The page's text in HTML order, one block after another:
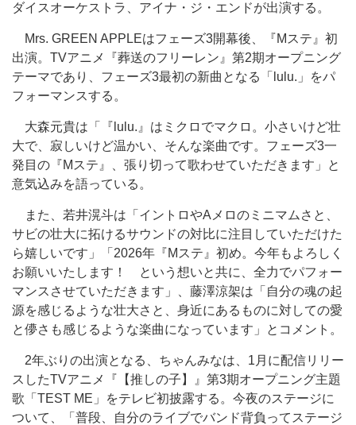
ダイスオーケストラ、アイナ・ジ・エンドが出演する。
Mrs. GREEN APPLEはフェーズ3開幕後、『Mステ』初
出演。TVアニメ『葬送のフリーレン』第2期オープニング
テーマであり、フェーズ3最初の新曲となる「lulu.」をパ
フォーマンスする。
大森元貴は「『lulu.』はミクロでマクロ。小さいけど壮
大で、寂しいけど温かい、そんな楽曲です。フェーズ3一
発目の『Mステ』、張り切って歌わせていただきます」と
意気込みを語っている。
また、若井滉斗は「イントロやAメロのミニマムさと、
サビの壮大に拓けるサウンドの対比に注目していただけた
ら嬉しいです」「2026年『Mステ』初め。今年もよろしく
お願いいたします！ という想いと共に、全力でパフォー
マンスさせていただきます」、藤澤涼架は「自分の魂の起
源を感じるような壮大さと、身近にあるものに対しての愛
と儚さも感じるような楽曲になっています」とコメント。
2年ぶりの出演となる、ちゃんみなは、1月に配信リリー
スしたTVアニメ『【推しの子】』第3期オープニング主題
歌「TEST ME」をテレビ初披露する。今夜のステージに
ついて、「普段、自分のライブでバンド背負ってステージ